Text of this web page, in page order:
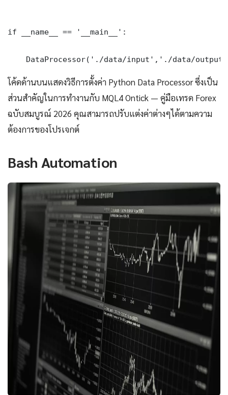
if __name__ == '__main__':
DataProcessor('./data/input','./data/
โค้ดด้านบนแสดงวิธีการตั้งค่า Python Data Processor ซึ่งเป็น
ส่วนสำคัญในการทำงานกับ MQL4 Ontick — คู่มือเทรด Forex
ฉบับสมบูรณ์ 2026 คุณสามารถปรับแต่งค่าต่างๆได้ตามความ
ต้องการของโปรเจกต์
Bash Automation